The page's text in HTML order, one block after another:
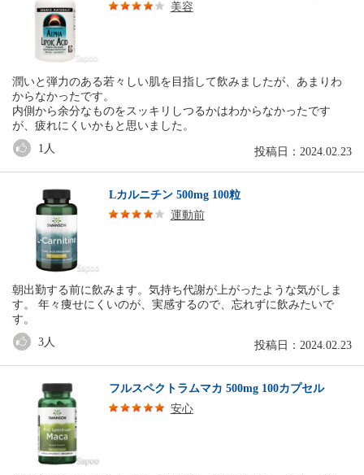
美容
潤いと弾力のある若々しい肌を目指して飲みましたが、あまりわ
からなかったです。
内側から余分なものをスッキリしつるかはわからなかったです
が、疲れにくいかもと思いました。
投稿日：2024.02.23
1 人
Lカルニチン 500mg 100粒
運動前
朝出勤する前に飲みます。気持ち代謝が上がったような気がしま
す。 年々痩せにくいのが、実感するので、忘れずに飲みたいで
す。
投稿日：2024.02.23
3 人
フルスペクトラムマカ 500mg 100カプセル
安心